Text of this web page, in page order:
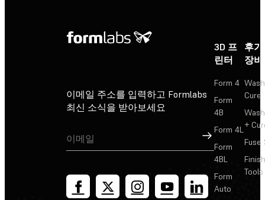
이메일 주소를 입력하고 Formlabs
최신 소식을 받아보세요
가입
3D 프
린터
Form 4
Form
4B
Form 4L
Form
4BL
Form
Auto
후
장비
Cure
+
Fuse
Tools